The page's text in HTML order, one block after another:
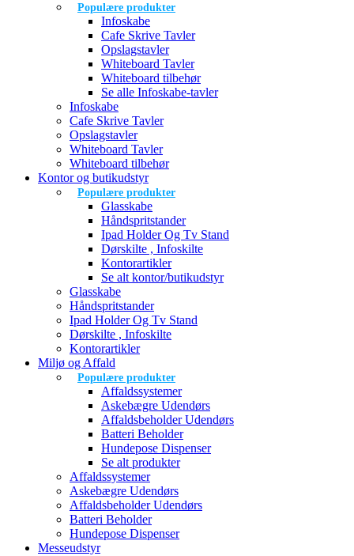
Populære produkter
Infoskabe
Cafe Skrive Tavler
Opslagstavler
Whiteboard Tavler
Whiteboard tilbehør
Se alle Infoskabe-tavler
Infoskabe
Cafe Skrive Tavler
Opslagstavler
Whiteboard Tavler
Whiteboard tilbehør
Kontor og butikudstyr
Populære produkter
Glasskabe
Håndspritstander
Ipad Holder Og Tv Stand
Dørskilte , Infoskilte
Kontorartikler
Se alt kontor/butikudstyr
Glasskabe
Håndspritstander
Ipad Holder Og Tv Stand
Dørskilte , Infoskilte
Kontorartikler
Miljø og Affald
Populære produkter
Affaldssystemer
Askebægre Udendørs
Affaldsbeholder Udendørs
Batteri Beholder
Hundepose Dispenser
Se alt produkter
Affaldssystemer
Askebægre Udendørs
Affaldsbeholder Udendørs
Batteri Beholder
Hundepose Dispenser
Messeudstyr